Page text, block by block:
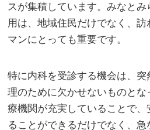
スが集積しています。みなとみ
用は、地域住民だけでなく、
マンにとっても重要です。
特に内科を受診する機会は、
理のために欠かせないものと
療機関が充実していることで
ることができるだけでなく、